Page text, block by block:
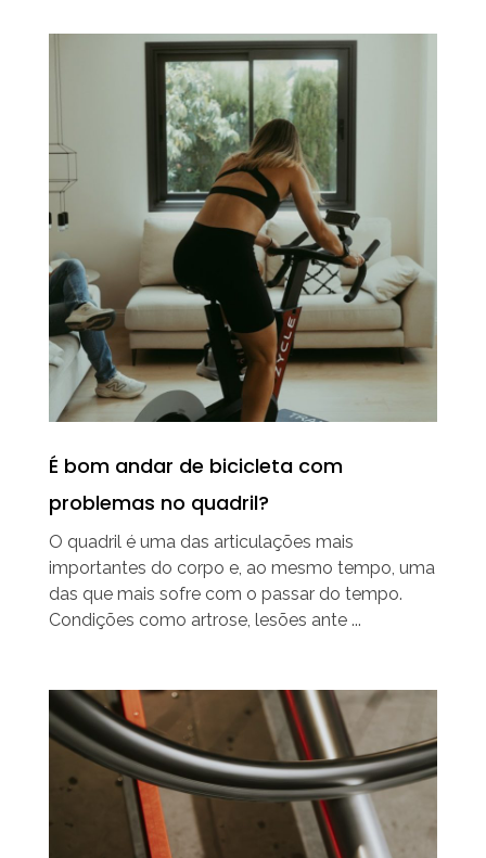
É bom andar de bicicleta com
problemas no quadril?
O quadril é uma das articulações mais
importantes do corpo e, ao mesmo tempo, uma
das que mais sofre com o passar do tempo.
Condições como artrose, lesões ante ...